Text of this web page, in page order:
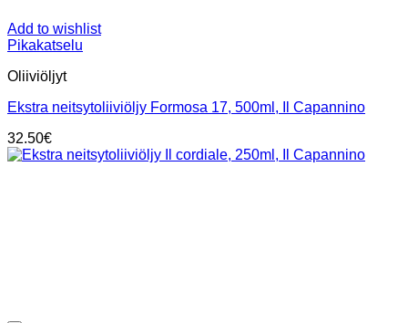
Add to wishlist
Pikakatselu
Oliiviöljyt
Ekstra neitsytoliiviöljy Formosa 17, 500ml, Il Capannino
32.50€